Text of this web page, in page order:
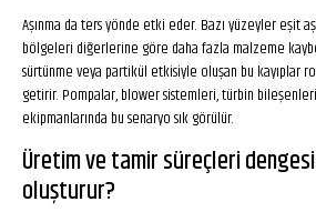
Aşınma da ters yönde etki eder. Bazı yüzeyler eşit
bölgeleri diğerlerine göre daha fazla malzeme
sürtünme veya partikül etkisiyle oluşan bu kayıplar
getirir. Pompalar, blower sistemleri, türbin
ekipmanlarında bu senaryo sık görülür.
Üretim ve tamir süreçleri
oluşturur?